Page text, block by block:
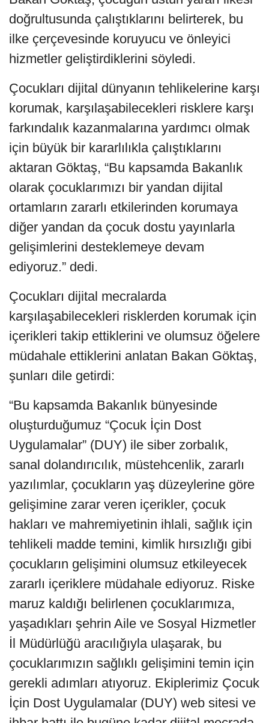
doğrultusunda çalıştıklarını belirterek, bu
ilke çerçevesinde koruyucu ve önleyici
hizmetler geliştirdiklerini söyledi.
Çocukları dijital dünyanın tehlikelerine karşı
korumak, karşılaşabilecekleri risklere karşı
farkındalık kazanmalarına yardımcı olmak
için büyük bir kararlılıkla çalıştıklarını
aktaran Göktaş, “Bu kapsamda Bakanlık
olarak çocuklarımızı bir yandan dijital
ortamların zararlı etkilerinden korumaya
diğer yandan da çocuk dostu yayınlarla
gelişimlerini desteklemeye devam
ediyoruz.” dedi.
Çocukları dijital mecralarda
karşılaşabilecekleri risklerden korumak için
içerikleri takip ettiklerini ve olumsuz öğelere
müdahale ettiklerini anlatan Bakan Göktaş,
şunları dile getirdi:
“Bu kapsamda Bakanlık bünyesinde
oluşturduğumuz “Çocuk İçin Dost
Uygulamalar” (DUY) ile siber zorbalık,
sanal dolandırıcılık, müstehcenlik, zararlı
yazılımlar, çocukların yaş düzeylerine göre
gelişimine zarar veren içerikler, çocuk
hakları ve mahremiyetinin ihlali, sağlık için
tehlikeli madde temini, kimlik hırsızlığı gibi
çocukların gelişimini olumsuz etkileyecek
zararlı içeriklere müdahale ediyoruz. Riske
maruz kaldığı belirlenen çocuklarımıza,
yaşadıkları şehrin Aile ve Sosyal Hizmetler
İl Müdürlüğü aracılığıyla ulaşarak, bu
çocuklarımızın sağlıklı gelişimini temin için
gerekli adımları atıyoruz. Ekiplerimiz Çocuk
İçin Dost Uygulamalar (DUY) web sitesi ve